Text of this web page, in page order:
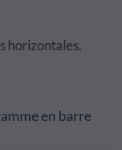
horizontales.
en barre